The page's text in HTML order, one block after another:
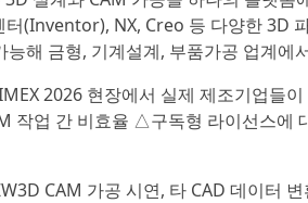
터(Inventor), NX, Creo 등 다양한 3D
해 금형, 기계설계, 부품가공 업계에
2026 현장에서 실제 제조기업
작업 간 비효율 △구독형 라이선스에
CAM 가공 시연, 타 CAD 데이터